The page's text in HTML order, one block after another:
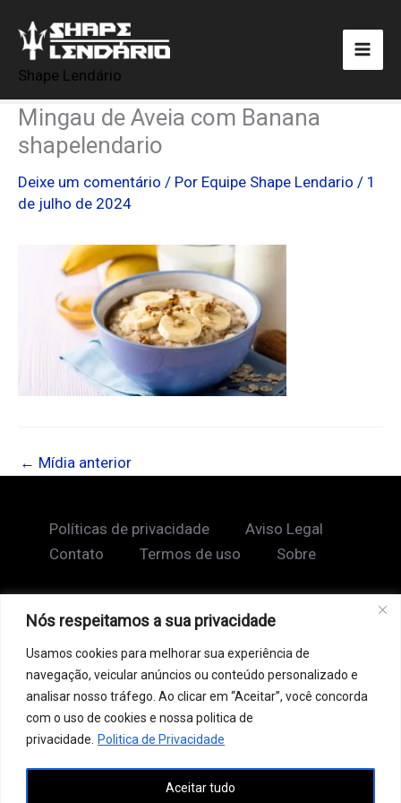
Nós respeitamos a sua privacidade
Usamos cookies para melhorar sua experiência de
navegação, veicular anúncios ou conteúdo personalizado e
analisar nosso tráfego. Ao clicar em “Aceitar”, você concorda
com o uso de cookies e nossa politica de
privacidade. Politica de Privacidade
Aceitar tudo
para
conteúdo
Shape Lendário
Mingau de Aveia com Banana
shapelendario
Deixe um comentário / Por Equipe Shape Lendario / 1
de julho de 2024
← Mídia anterior
Políticas de privacidade
Aviso Legal
Contato
Termos de uso Sobre
Ao acessar este site, você concorda com nossos
Termos de Uso e Política de Privacidade. Este site
pode conter links patrocinados, incluindo do Google
AdSense, e links de afiliados. Podemos receber uma
comissão por vendas feitas através desses links. o
conteúdo aqui presente, incluindo textos, é protegido